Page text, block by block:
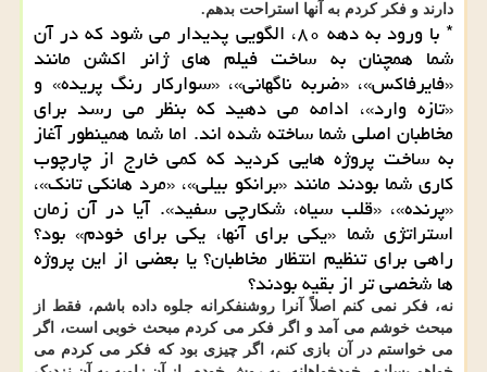
دارند و فکر کردم به آنها استراحت بدهم.
* با ورود به دهه ۸۰، الگویی پدیدار می شود که در آن
شما همچنان به ساخت فیلم های ژانر اکشن مانند
«فایرفاکس»، «ضربه ناگهانی»، «سوارکار رنگ پریده» و
«تازه وارد»، ادامه می دهید که بنظر می رسد برای
مخاطبان اصلی شما ساخته شده اند. اما شما همینطور آغاز
به ساخت پروژه هایی کردید که کمی خارج از چارچوب
کاری شما بودند مانند «برانکو بیلی»، «مرد هانکی تانک»،
«پرنده»، «قلب سیاه، شکارچی سفید». آیا در آن زمان
استراتژی شما «یکی برای آنها، یکی برای خودم» بود؟
راهی برای تنظیم انتظار مخاطبان؟ یا بعضی از این پروژه
ها شخصی تر از بقیه بودند؟
نه، فکر نمی کنم اصلاً آنرا روشنفکرانه جلوه داده باشم، فقط از
مبحث خوشم می آمد و اگر فکر می کردم مبحث خوبی است، اگر
می خواستم در آن بازی کنم، اگر چیزی بود که فکر می کردم می